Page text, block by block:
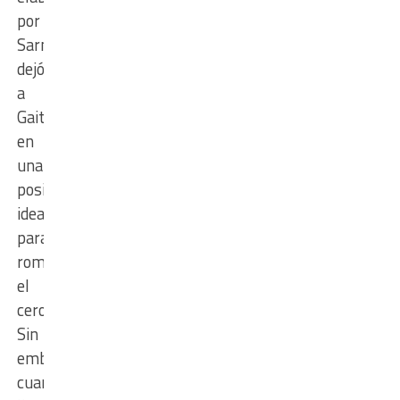
por
Sarmiento
dejó
a
Gaitán
en
una
posición
ideal
para
romper
el
cero.
Sin
embargo,
cuando